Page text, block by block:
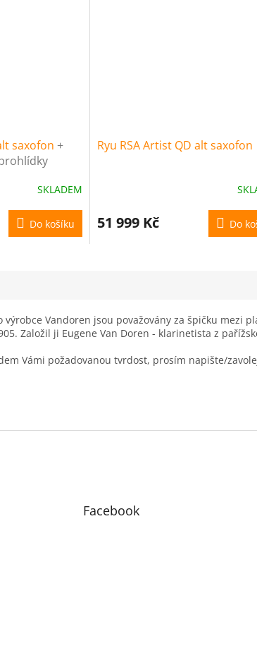
saxofon +
SKLADEM
Do košíku
Ryu RSA Artist QD alt saxofon
51 999 Kč Do
výrobce Vandoren jsou považovány za špičku mezi
Založil ji Eugene Van Doren - klarinetista z
Vámi požadovanou tvrdost, prosím napište/
Facebook